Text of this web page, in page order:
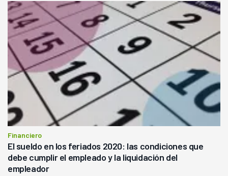
Financiero
El sueldo en los feriados 2020: las condiciones que
debe cumplir el empleado y la liquidación del
empleador